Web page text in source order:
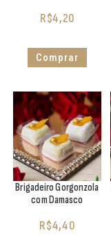
R$4,20
Comprar
Brigadeiro Gorgonzola
com Damasco
R$4,40